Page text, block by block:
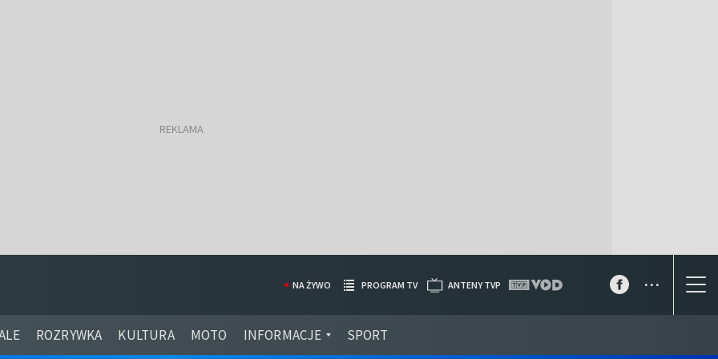
ROZRYWKA KULTURA MOTO INFORMACJE SPORT
NA ŻYWO PROGRAM TV ANTENY TVP ...